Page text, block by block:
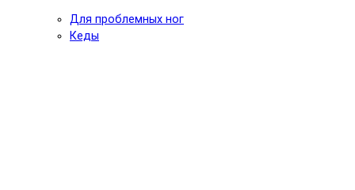
Для проблемных ног
Кеды